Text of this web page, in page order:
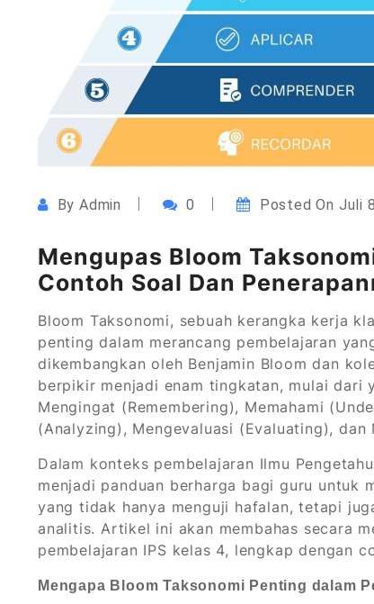
ByAdmin 0 Posted On Juli
Mengupas Bloom
Contoh Soal Dan
Bloom Taksonomi, sebuah kerangka kerja
penting dalam merancang pembelajaran
dikembangkan oleh Benjamin Bloom dan
berpikir menjadi enam tingkatan, mulai dari
Mengingat (Remembering), Memahami
(Analyzing), Mengevaluasi (Evaluating), dan
Dalam konteks pembelajaran Ilmu
menjadi panduan berharga bagi guru untuk
yang tidak hanya menguji hafalan, tetapi
analitis. Artikel ini akan membahas secara
pembelajaran IPS kelas 4, lengkap dengan
Mengapa Bloom Taksonomi Penting dalam